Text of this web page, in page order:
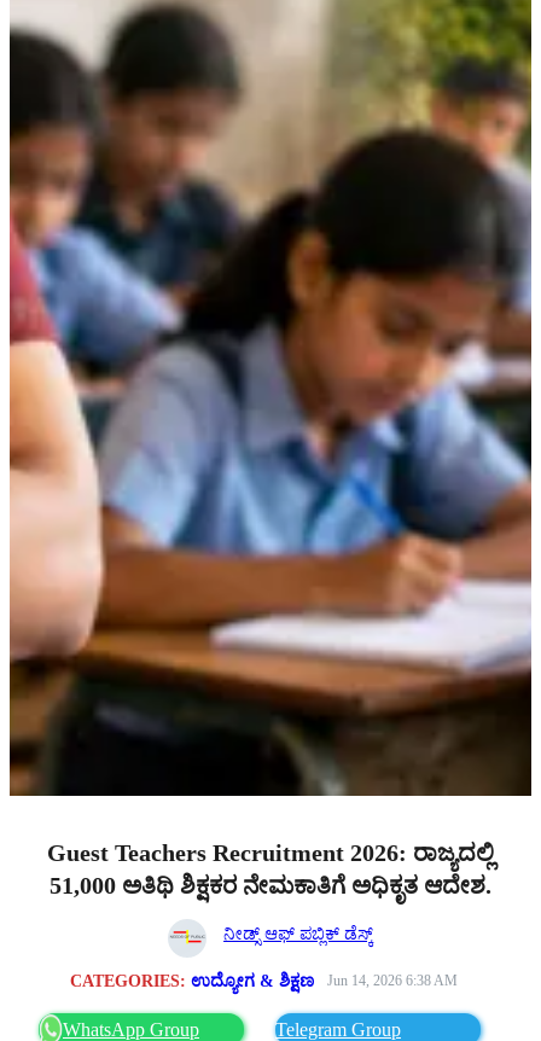
Guest Teachers Recruitment 2026: ರಾಜ್ಯದಲ್ಲಿ
51,000 ಅತಿಥಿ ಶಿಕ್ಷಕರ ನೇಮಕಾತಿಗೆ ಅಧಿಕೃತ ಆದೇಶ.
ನೀಡ್ಸ್ ಆಫ್ ಪಬ್ಲಿಕ್ ಡೆಸ್ಕ್
CATEGORIES:ಉದ್ಯೋಗ & ಶಿಕ್ಷಣ Jun 14, 2026 6:38 AM
WhatsApp Group Telegram Group